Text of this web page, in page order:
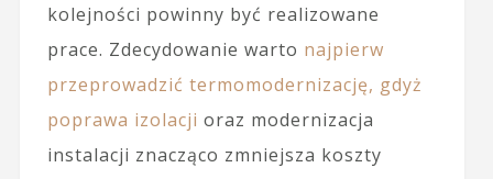
kolejności powinny być realizowane
prace. Zdecydowanie warto najpierw
przeprowadzić termomodernizację, gdyż
poprawa izolacji oraz modernizacja
instalacji znacząco zmniejsza koszty